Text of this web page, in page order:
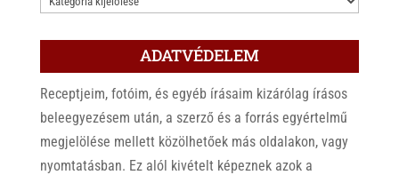
ADATVÉDELEM
Receptjeim, fotóim, és egyéb írásaim kizárólag írásos
beleegyezésem után, a szerző és a forrás egyértelmű
megjelölése mellett közölhetőek más oldalakon, vagy
nyomtatásban. Ez alól kivételt képeznek azok a